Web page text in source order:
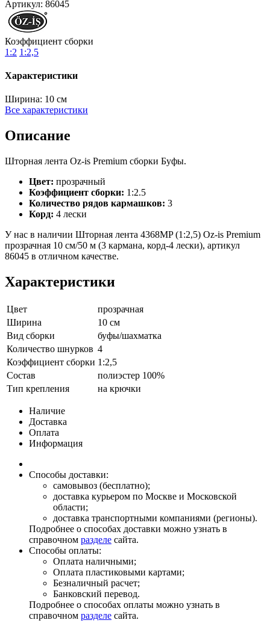
Артикул: 86045
Коэффициент сборки
1:2 1:2,5
Характеристики
Ширина: 10 см
Все характеристики
Описание
Шторная лента Oz-is Premium сборки Буфы.
Цвет: прозрачный
Коэффициент сборки: 1:2.5
Количество рядов кармашков: 3
Корд: 4 лески
У нас в наличии Шторная лента 4368MP (1:2,5) Oz-is Premium
прозрачная 10 см/50 м (3 кармана, корд-4 лески), артикул
86045 в отличном качестве.
Характеристики
Цвет
прозрачная
Ширина
10 см
Вид сборки
буфы/шахматка
Количество шнурков 4
Коэффициент сборки 1:2,5
Состав
полиэстер 100%
Тип крепления
на крючки
Наличие
Доставка
Оплата
Информация
Способы доставки:
самовывоз (бесплатно);
доставка курьером по Москве и Московской
области;
доставка транспортными компаниями (регионы).
Подробнее о способах доставки можно узнать в
справочном разделе сайта.
Способы оплаты:
Оплата наличными;
Оплата пластиковыми картами;
Безналичный расчет;
Банковский перевод.
Подробнее о способах оплаты можно узнать в
справочном разделе сайта.